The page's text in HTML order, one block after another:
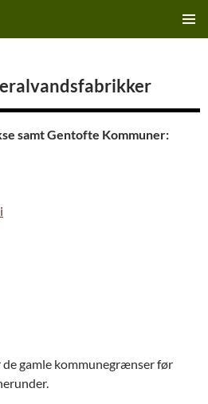
samt Gentofte Kommuner:
gamle kommunegrænser før